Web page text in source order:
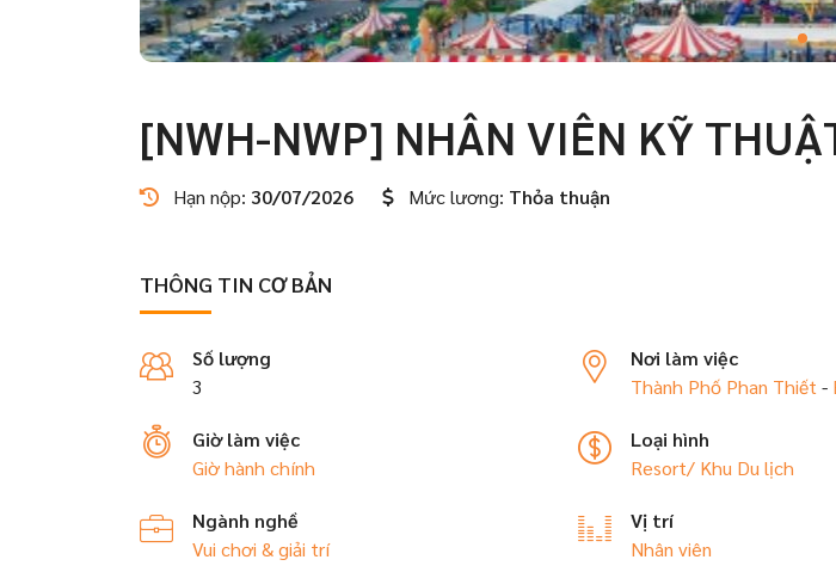
[NWH-NWP] NHÂN VIÊN KỸ
Hạn nộp: 30/07/2026 Mức lương: Thỏa thuận
THÔNG TIN CƠ BẢN
Số lượng
3
Nơi làm việc
Thành Phố Phan Thiết -
Giờ làm việc
Giờ hành chính
Loại hình
Resort/ Khu Du lịch
Ngành nghề
Vui chơi & giải trí
Vị trí
Nhân viên